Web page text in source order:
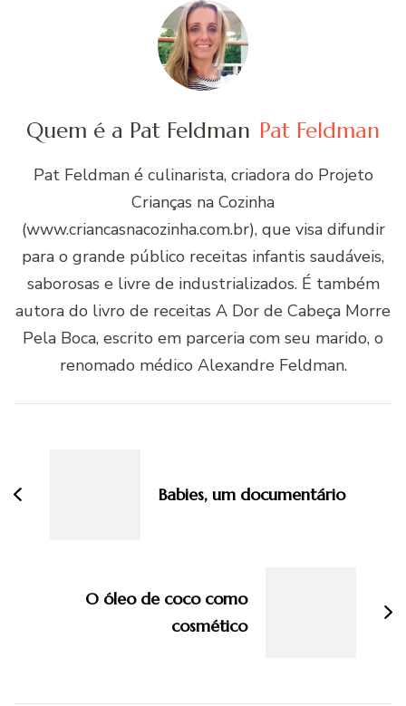
Quem é a Pat Feldman Pat Feldman
Pat Feldman é culinarista, criadora do Projeto
Crianças na Cozinha
(www.criancasnacozinha.com.br), que visa difundir
para o grande público receitas infantis saudáveis,
saborosas e livre de industrializados. É também
autora do livro de receitas A Dor de Cabeça Morre
Pela Boca, escrito em parceria com seu marido, o
renomado médico Alexandre Feldman.
Babies, um documentário
O óleo de coco como
cosmético